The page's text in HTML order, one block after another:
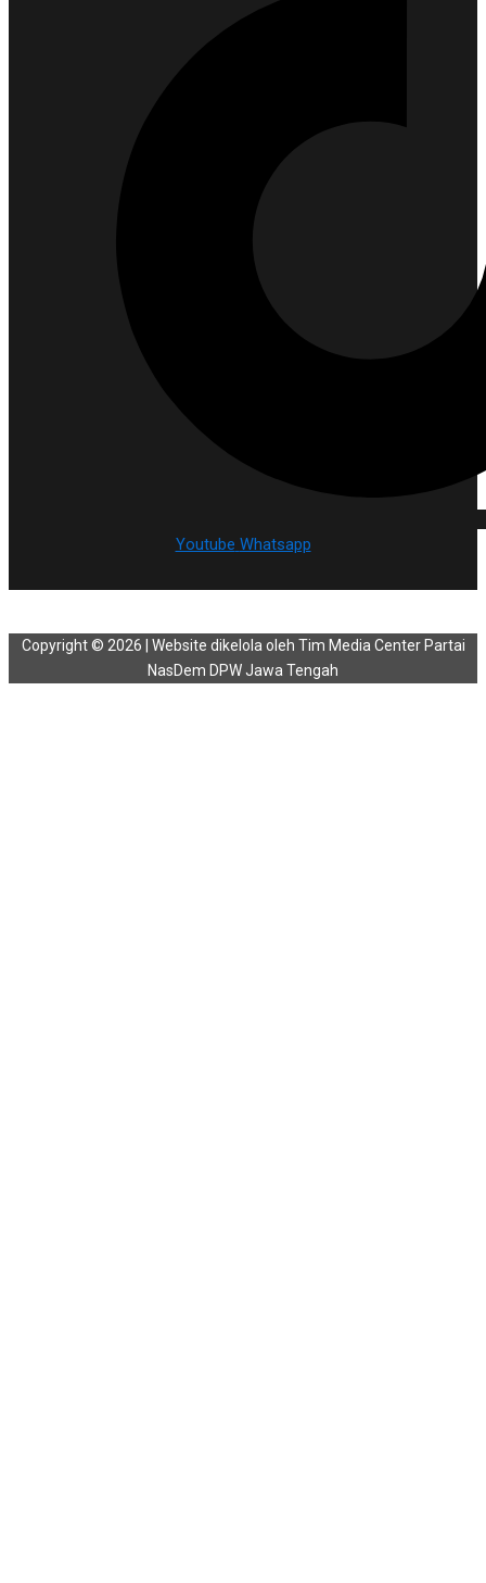
Youtube Whatsapp
Copyright © 2026 | Website dikelola oleh Tim Media Center Partai
NasDem DPW Jawa Tengah